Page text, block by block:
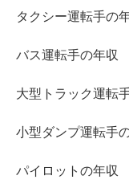
タクシー運転手の
バス運転手の年収
大型トラック運転
小型ダンプ運転手
パイロットの年収